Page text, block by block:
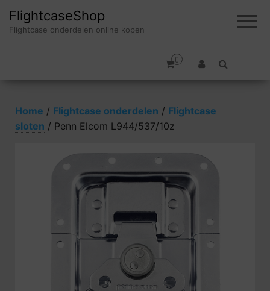
FlightcaseShop
Flightcase onderdelen online kopen
0
Home / Flightcase onderdelen / Flightcase
sloten / Penn Elcom L944/537/10z